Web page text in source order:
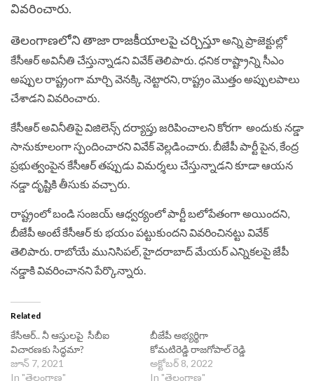
వివరించారు.
తెలంగాణలోని తాజా రాజకీయాలపై చర్చిస్తూఅన్ని ప్రాజెక్టుల్లో
కేసీఆర్ అవినీతి చేస్తున్నాడని వివేక్ తెలిపారు. ధనిక రాష్ట్రాన్ని సీఎం
అప్పుల రాష్ట్రంగా మార్చి వెనక్కి నెట్టారని, రాష్ట్రం మొత్తం అప్పులపాలు
చేశాడ‌ని వివరించారు.
కేసీఆర్ అవినీతిపై విజిలెన్స్ దర్యాప్తు జరిపించాలని కోరగా అందుకు న‌డ్డా
సానుకూలంగా స్పందించారని వివేక్ వెల్లడించారు. బీజేపీ పార్టీ పైన, కేంద్ర
ప్రభుత్వంపైన కేసీఆర్ తప్పుడు విమర్శలు చేస్తున్నాడ‌ని కూడా ఆయన
నడ్డా దృష్టికి తీసుకు వచ్చారు.
రాష్ట్రంలో బండి సంజయ్ ఆధ్వర్యంలో పార్టీ బలోపేతంగా అయిందని,
బీజేపీ అంటే కేసీఆర్ కు భ‌యం ప‌ట్టుకుంద‌ని వివరించిన‌ట్టు వివేక్
తెలిపారు. రాబోయే మునిసిపల్, హైదరాబాద్ మేయర్ ఎన్నికలపై జేపీ
నడ్డాకి వివరించానని పేర్కొన్నారు.
Related
కేసీఆర్.. నీ ఆస్తులపై సీబీఐ
విచారణకు సిద్ధమా?
జూన్ 7, 2021
In "తెలంగాణ"
బీజేపీ అభ్యర్థిగా
కోమటిరెడ్డి రాజగోపాల్ రెడ్డి
అక్టోబర్ 8, 2022
In "తెలంగాణ"